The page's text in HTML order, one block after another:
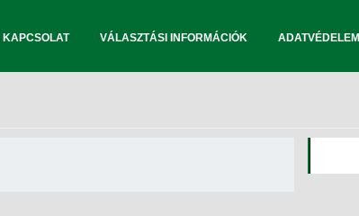
KAPCSOLAT VÁLASZTÁSI INFORMÁCIÓK ADATVÉDELEM